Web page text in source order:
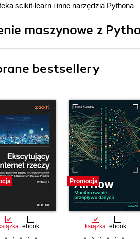
scikit-learn i inne narzędzia Pythona
maszynowe z
bestsellery
ebook
Promocja
książka ebook